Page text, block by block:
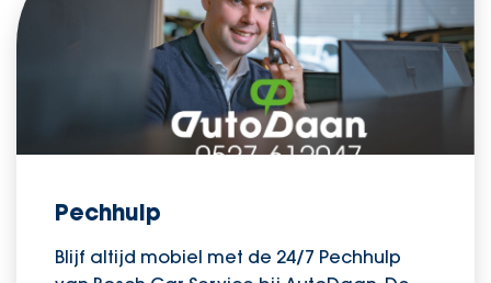
Pechhulp
Blijf altijd mobiel met de 24/7 Pechhulp